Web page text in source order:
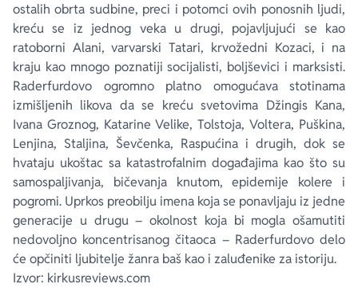
ostalih obrta sudbine, preci i potomci ovih ponosnih ljudi,
kreću se iz jednog veka u drugi, pojavljujući se kao
ratoborni Alani, varvarski Tatari, krvožedni Kozaci, i na
kraju kao mnogo poznatiji socijalisti, boljševici i marksisti.
Raderfurdovo ogromno platno omogućava stotinama
izmišljenih likova da se kreću svetovima Džingis Kana,
Ivana Groznog, Katarine Velike, Tolstoja, Voltera, Puškina,
Lenjina, Staljina, Ševčenka, Raspućina i drugih, dok se
hvataju ukoštac sa katastrofalnim događajima kao što su
samospaljivanja, bičevanja knutom, epidemije kolere i
pogromi. Uprkos preobilju imena koja se ponavljaju iz jedne
generacije u drugu – okolnost koja bi mogla ošamutiti
nedovoljno koncentrisanog čitaoca – Raderfurdovo delo
će opčiniti ljubitelje žanra baš kao i zaluđenike za istoriju.
Izvor: kirkusreviews.com